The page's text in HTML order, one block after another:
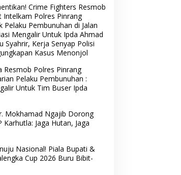
Crime Fighters Resmob
Intelkam Polres Pinrang
Pelaku Pembunuhan di Jalan
Mengalir Untuk Ipda Ahmad
Syahrir, Kerja Senyap Polisi
Kasus Menonjol
Resmob Polres Pinrang
Pelaku Pembunuhan :
Untuk Tim Buser Ipda
Mokhamad Ngajib Dorong
Karhutla: Jaga Hutan, Jaga
Nasional! Piala Bupati &
Cup 2026 Buru Bibit-